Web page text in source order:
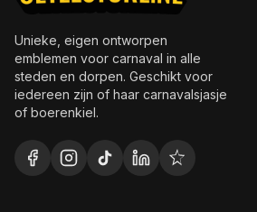
Unieke, eigen ontworpen
emblemen voor carnaval in alle
steden en dorpen. Geschikt voor
iedereen zijn of haar carnavalsjasje
of boerenkiel.